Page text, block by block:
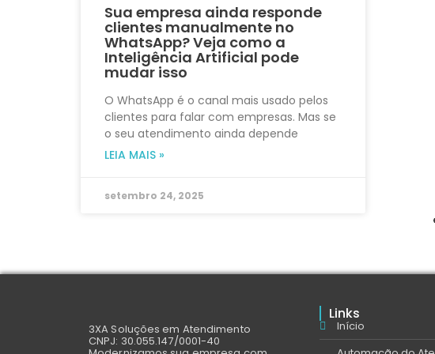
Sua empresa ainda responde
clientes manualmente no
WhatsApp? Veja como a
Inteligência Artificial pode
mudar isso
O WhatsApp é o canal mais usado pelos
clientes para falar com empresas. Mas se
o seu atendimento ainda depende
LEIA MAIS »
setembro 24, 2025
3XA Soluções em Atendimento
CNPJ: 30.055.147/0001-40
Links
Início